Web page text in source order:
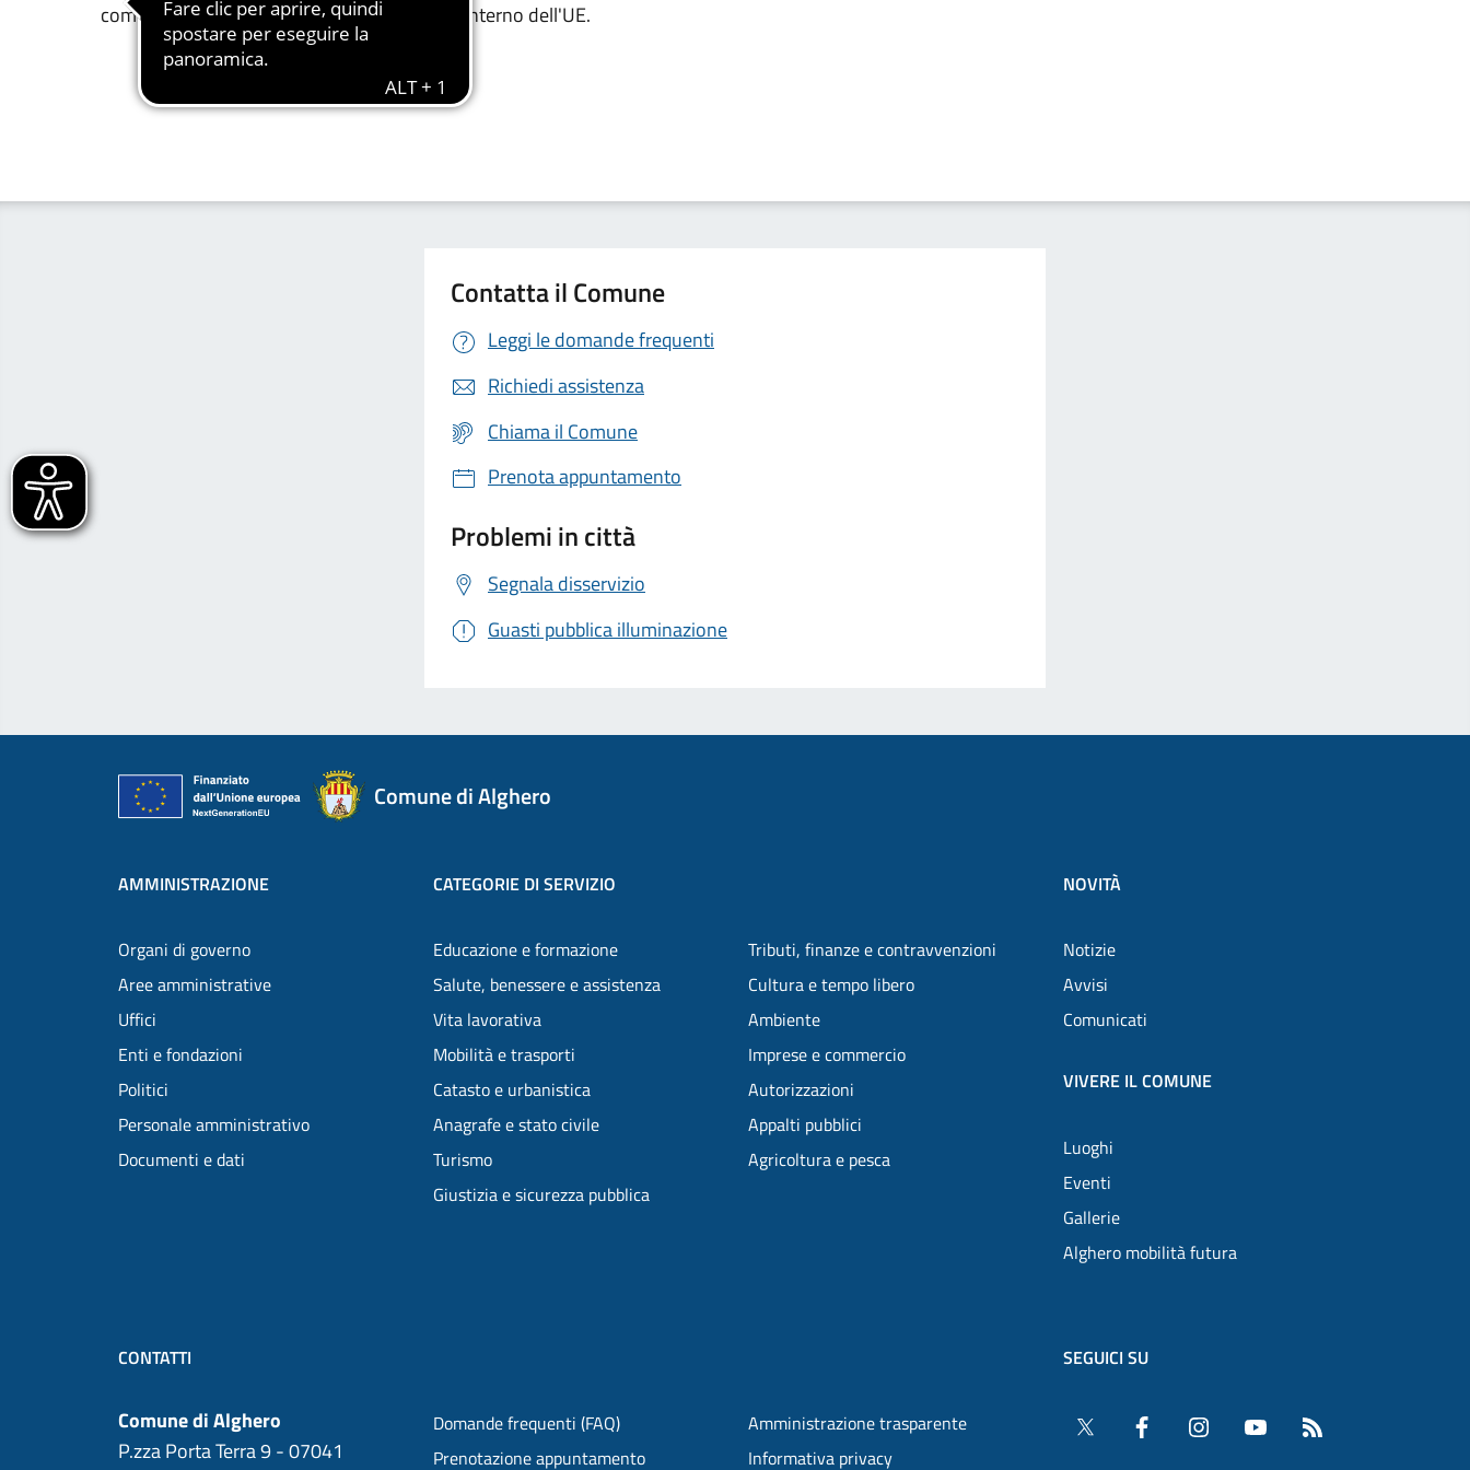
competitività, la crescita e la sostenibilità all'interno dell'UE.
Contatta il Comune
Leggi le domande frequenti
Richiedi assistenza
Chiama il Comune
Prenota appuntamento
Problemi in città
Segnala disservizio
Guasti pubblica illuminazione
Comune di Alghero
AMMINISTRAZIONE
Organi di governo
Aree amministrative
Uffici
Enti e fondazioni
Politici
Personale amministrativo
Documenti e dati
CATEGORIE DI SERVIZIO
Educazione e formazione
Salute, benessere e assistenza
Vita lavorativa
Mobilità e trasporti
Catasto e urbanistica
Anagrafe e stato civile
Turismo
Giustizia e sicurezza pubblica
Tributi, finanze e contravvenzioni
Cultura e tempo libero
Ambiente
Imprese e commercio
Autorizzazioni
Appalti pubblici
Agricoltura e pesca
NOVITÀ
Notizie
Avvisi
Comunicati
VIVERE IL COMUNE
Luoghi
Eventi
Gallerie
Alghero mobilità futura
CONTATTI
Comune di Alghero
P.zza Porta Terra 9 - 07041
Domande frequenti (FAQ)
Prenotazione appuntamento
Amministrazione trasparente
Informativa privacy
SEGUICI SU
Twitter Facebook InstagramYouTube